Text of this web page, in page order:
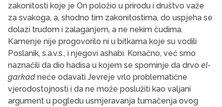
zakonitosti koje je On položio u prirodu i društvo važe
za svakoga, a, shodno tim zakonitostima, do uspjeha se
dolazi trudom i zalaganjem, a ne nekim čudima.
Kamenje nije progovorilo ni u bitkama koje su vodili
Poslanik, s.a.v.s., i njegovi ashabi. Konačno, već smo
naznačili da dio hadisa u kojem se spominje da drvo el-
garkad neće odavati Jevreje vrlo problematične
vjerodostojnosti i da ne može poslužiti kao valjani
argument u pogledu usmjeravanja tumačenja ovog